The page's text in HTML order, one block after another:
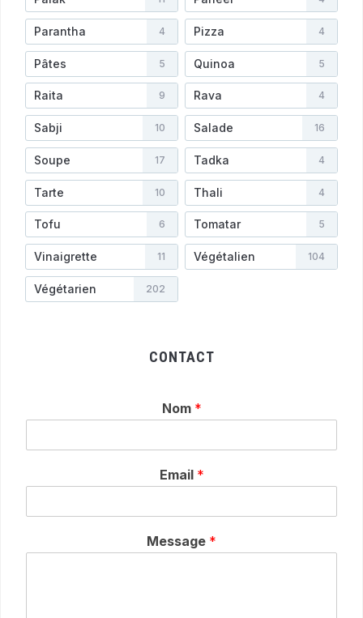
Parantha 4 Pizza 4
Pâtes 5 Quinoa 5
Raita 9 Rava 4
Sabji 10 Salade 16
Soupe 17 Tadka 4
Tarte 10 Thali 4
Tofu 6 Tomatar 5
Vinaigrette 11 Végétalien 104
Végétarien 202
CONTACT
Nom *
Email *
Message *